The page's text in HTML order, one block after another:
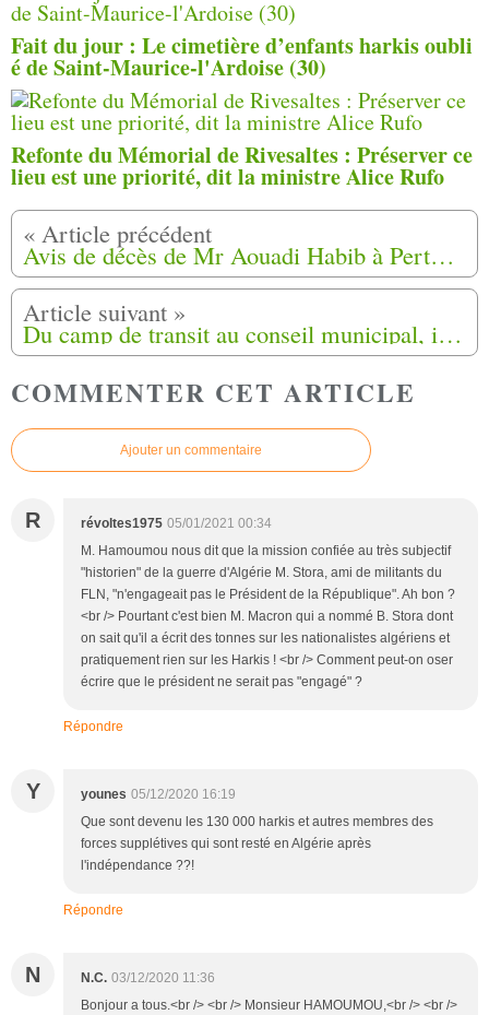
Fait du jour : Le cimetière d’enfants harkis oubli
é de Saint-Maurice-l'Ardoise (30)
Refonte du Mémorial de Rivesaltes : Préserver ce
lieu est une priorité, dit la ministre Alice Rufo
Avis de décès de Mr Aouadi Habib à Pertuis (84)
Du camp de transit au conseil municipal, itinéraire d’un fils de harki à Sallanches (74)
COMMENTER CET ARTICLE
Ajouter un commentaire
R révoltes1975 05/01/2021 00:34
M. Hamoumou nous dit que la mission confiée au très subjectif
"historien" de la guerre d'Algérie M. Stora, ami de militants du
FLN, "n'engageait pas le Président de la République". Ah bon ?
<br /> Pourtant c'est bien M. Macron qui a nommé B. Stora dont
on sait qu'il a écrit des tonnes sur les nationalistes algériens et
pratiquement rien sur les Harkis ! <br /> Comment peut-on oser
écrire que le président ne serait pas "engagé" ?
Répondre
Y younes 05/12/2020 16:19
Que sont devenu les 130 000 harkis et autres membres des
forces supplétives qui sont resté en Algérie après
l'indépendance ??!
Répondre
N N.C. 03/12/2020 11:36
Bonjour a tous.<br /> <br /> Monsieur HAMOUMOU,<br /> <br />